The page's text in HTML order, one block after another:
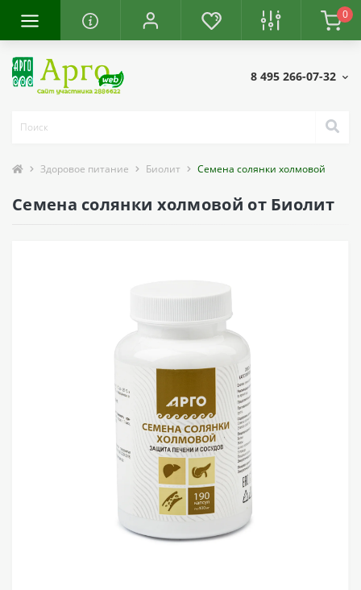
0
8 495 266-07-32
Здоровое питание Биолит Семена солянки холмовой
Семена солянки холмовой от Биолит